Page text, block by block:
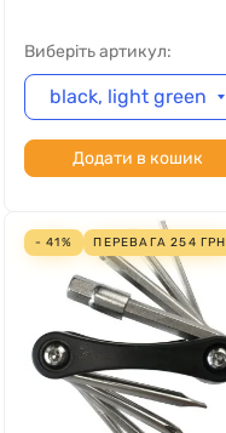
Виберіть артикул:
black, light green
Додати в кошик
- 41% ПЕРЕВАГА254 ГРН